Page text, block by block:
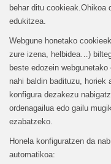
behar ditu cookieak.Ohikoa
edukitzea.
Webgune honetako
zure izena, helbidea…)
beste edozein
nahi baldin badituzu, horiek
konfigura dezakezu
ordenagailua edo gailu
ezabatzeko.
Honela konfiguratzen da
automatikoa: